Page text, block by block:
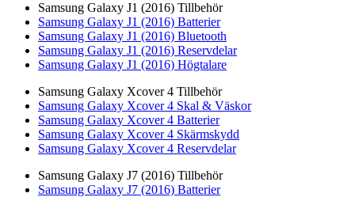
Samsung Galaxy J1 (2016) Tillbehör
Samsung Galaxy J1 (2016) Batterier
Samsung Galaxy J1 (2016) Bluetooth
Samsung Galaxy J1 (2016) Reservdelar
Samsung Galaxy J1 (2016) Högtalare
Samsung Galaxy Xcover 4 Tillbehör
Samsung Galaxy Xcover 4 Skal & Väskor
Samsung Galaxy Xcover 4 Batterier
Samsung Galaxy Xcover 4 Skärmskydd
Samsung Galaxy Xcover 4 Reservdelar
Samsung Galaxy J7 (2016) Tillbehör
Samsung Galaxy J7 (2016) Batterier